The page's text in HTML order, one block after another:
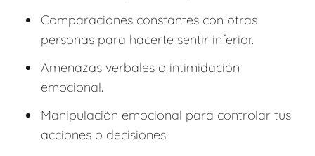
Comparaciones constantes con otras
personas para hacerte sentir inferior.
Amenazas verbales o intimidación
emocional.
Manipulación emocional para controlar tus
acciones o decisiones.